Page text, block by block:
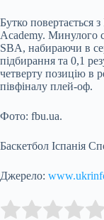
Бутко повертається
Academy. Минулого
SBA, набираючи в
підбирання та 0,1
четверту позицію в
півфіналу плей-оф.
Фото: fbu.ua.
Баскетбол Іспанія
Джерело:
Rate this item: